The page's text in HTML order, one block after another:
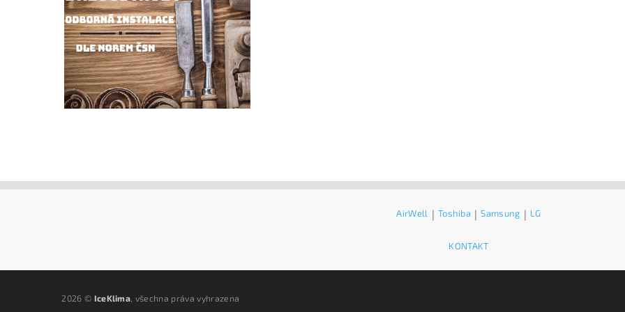
AirWell | Toshiba | Samsung | LG
KONTAKT
2026 © IceKlima, všechna práva vyhrazena